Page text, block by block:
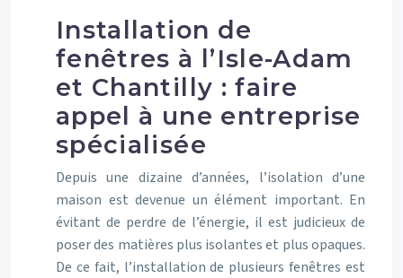
Installation de
fenêtres à l’Isle-Adam
et Chantilly : faire
appel à une entreprise
spécialisée
Depuis une dizaine d’années, l’isolation d’une
maison est devenue un élément important. En
évitant de perdre de l’énergie, il est judicieux de
poser des matières plus isolantes et plus opaques.
De ce fait, l’installation de plusieurs fenêtres est